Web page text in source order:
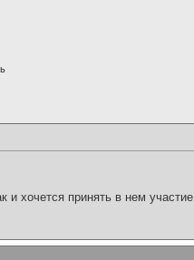
и хочется принять в нем участие